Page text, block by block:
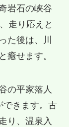
岩石の峡谷
走り応えと
た後は、川
癒せます。
の平家落人
できます。古
り、温泉入